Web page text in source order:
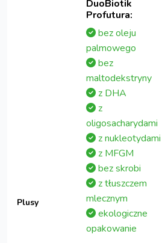
Plusy
DuoBiotik
Profutura:
bez oleju
palmowego
bez
maltodekstryny
z DHA
z
oligosacharydami
z nukleotydami
z MFGM
bez skrobi
z tłuszczem
mlecznym
ekologiczne
opakowanie